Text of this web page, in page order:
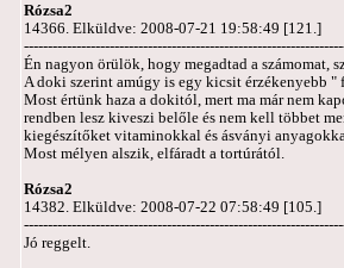
Rózsa2
14366. Elküldve: 2008-07-21 19:58:49 [121.]
Én nagyon örülök, hogy megadtad a számomat,
A doki szerint amúgy is egy kicsit érzékenyebb "
Most értünk haza a dokitól, mert ma már nem
rendben lesz kiveszi belőle és nem kell többet
kiegészítőket vitaminokkal és ásványi
Most mélyen alszik, elfáradt a tortúrától.
Rózsa2
14382. Elküldve: 2008-07-22 07:58:49 [105.]
Jó reggelt.